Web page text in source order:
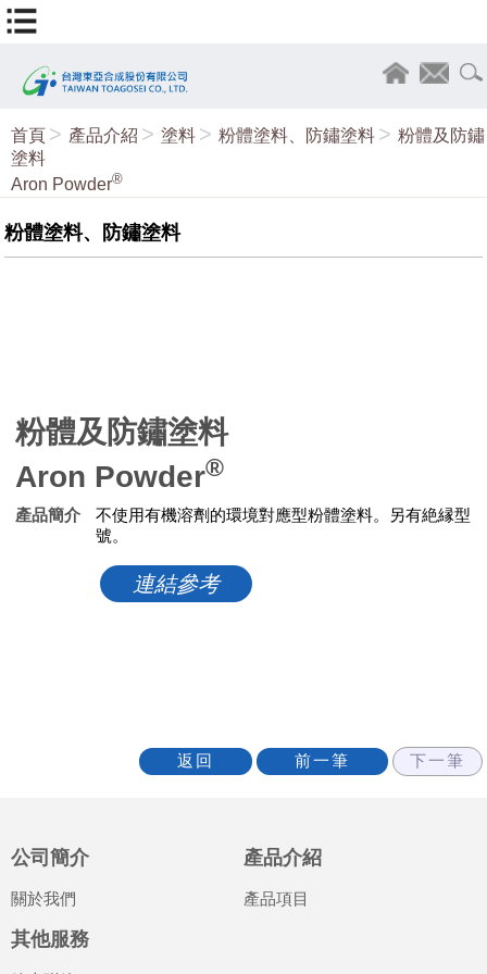
首頁 產品介紹 塗料 粉體塗料、防鏽塗料
粉體及防鏽
塗料
Aron Powder®
粉體塗料、防鏽塗料
粉體及防鏽塗料
Aron Powder®
產品簡介
不使用有機溶劑的環境對應型粉體塗料。另有絶縁型
號。
連結參考
公司簡介
關於我們
產品介紹
產品項目
其他服務